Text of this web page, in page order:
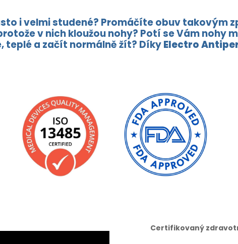
i velmi studené? Promáčíte obuv takovým
v nich kloužou nohy? Potí se Vám nohy
teplé a začít normálně žít? DíkyElectro
Certifikovaný